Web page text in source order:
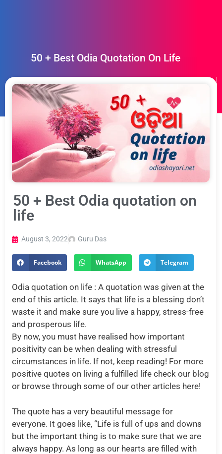
50 + Best Odia Quotation On Life
50 + Best Odia quotation on
life
August 3, 2022 Guru Das
Facebook WhatsApp Telegram
Odia quotation on life : A quotation was given at the
end of this article. It says that life is a blessing don’t
waste it and make sure you live a happy, stress-free
and prosperous life.
By now, you must have realised how important
positivity can be when dealing with stressful
circumstances in life. If not, keep reading! For more
positive quotes on living a fulfilled life check our blog
or browse through some of our other articles here!
The quote has a very beautiful message for
everyone. It goes like, “Life is full of ups and downs
but the important thing is to make sure that we are
always happy. As long as our hearts are filled with